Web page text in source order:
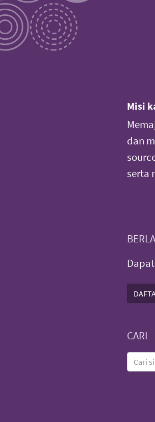
Misi
dan
serta
CARI